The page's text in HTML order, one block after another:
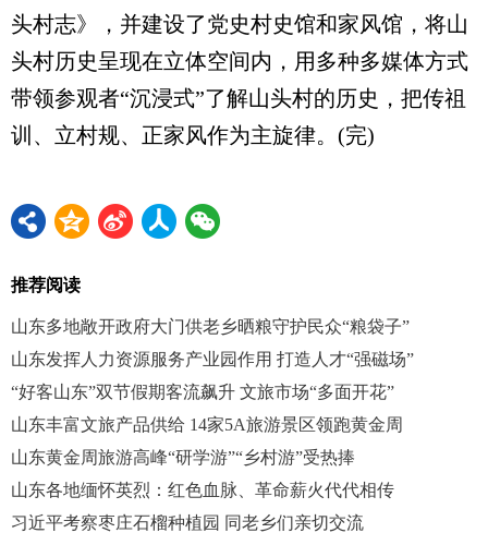
头村志》，并建设了党史村史馆和家风馆，将山
头村历史呈现在立体空间内，用多种多媒体方式
带领参观者“沉浸式”了解山头村的历史，把传祖
训、立村规、正家风作为主旋律。(完)
推荐阅读
山东多地敞开政府大门供老乡晒粮守护民众“粮袋子”
山东发挥人力资源服务产业园作用 打造人才“强磁场”
“好客山东”双节假期客流飙升 文旅市场“多面开花”
山东丰富文旅产品供给 14家5A旅游景区领跑黄金周
山东黄金周旅游高峰“研学游”“乡村游”受热捧
山东各地缅怀英烈：红色血脉、革命薪火代代相传
习近平考察枣庄石榴种植园 同老乡们亲切交流